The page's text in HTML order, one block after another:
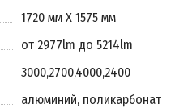
1720 мм X 1575 мм
от 2977lm до 5214lm
3000,2700,4000,2400
алюминий, поликарбонат